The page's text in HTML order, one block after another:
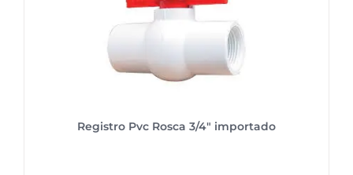
Registro Pvc Rosca 3/4″ importado